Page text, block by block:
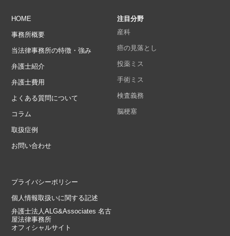
HOME
事務所概要
当法律事務所の特徴・強み
弁護士紹介
弁護士費用
よくある質問について
コラム
取扱症例
お問い合わせ
注目分野
産科
癌の見落とし
投薬ミス
手術ミス
検査義務
脳梗塞
プライバシーポリシー
個人情報取扱いに関する記述
弁護士法人ALG&Associates 名古
屋法律事務所
オフィシャルサイト